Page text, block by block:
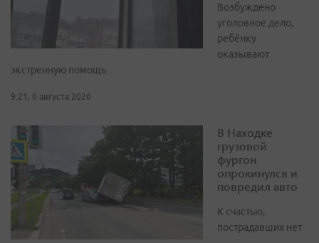
Возбуждено
уголовное дело,
ребёнку
оказывают
экстренную помощь
9:21, 6 августа 2026
В Находке
грузовой
фургон
опрокинулся и
повредил авто
К счастью,
пострадавших нет